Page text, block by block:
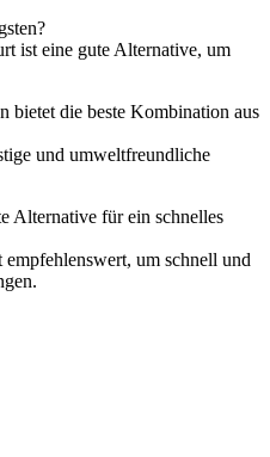
ist eine gute Alternative, um
bietet die beste Kombination aus
und umweltfreundliche
Alternative für ein schnelles
um schnell und